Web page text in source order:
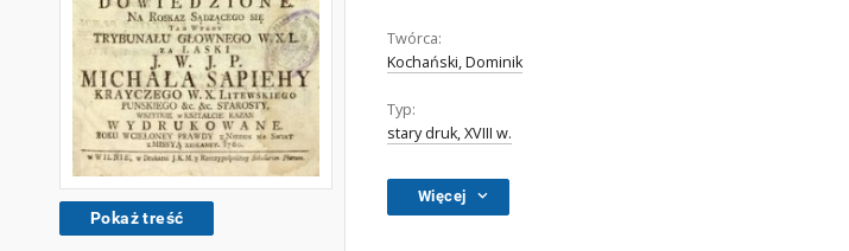
Pokaż treść
Twórca:
Kochański, Dominik
Typ:
stary druk, XVIII w.
Więcej